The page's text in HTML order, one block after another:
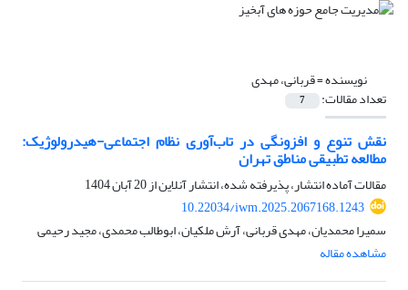
نویسنده =قربانی، مهدی
تعداد مقالات: 7
نقش تنوع و افزونگی در تاب‌آوری نظام اجتماعی-هیدرولوژیک:
مطالعه تطبیقی مناطق تهران
مقالات آماده انتشار، پذیرفته شده، انتشار آنلاین از20 آبان 1404
10.22034/iwm.2025.2067168.1243
سمیرا محمدیان، مهدی قربانی، آرش ملکیان، ابوطالب محمدی، مجید رحیمی
مشاهده مقاله